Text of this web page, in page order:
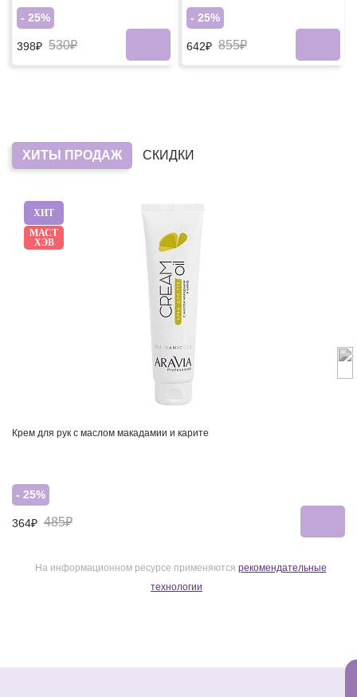
- 25%
398₽ 530₽
- 25%
642₽ 855₽
ХИТЫ ПРОДАЖ СКИДКИ
ХИТ
МАСТ
ХЭВ
Крем для рук с маслом макадамии и карите
- 25%
364₽ 485₽
На информационном ресурсе применяются рекомендательные
технологии